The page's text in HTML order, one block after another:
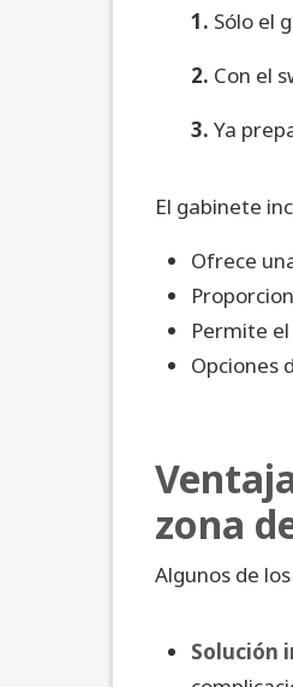
1. Sólo el
2. Con el
3. Ya
El gabinete
Ofrece
Permite
Opciones
zona
Algunos de
Solución